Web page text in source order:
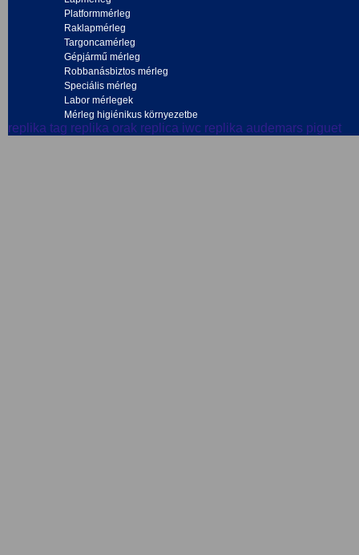
Platformmérleg
Raklapmérleg
Targoncamérleg
Gépjármű mérleg
Robbanásbiztos mérleg
Speciális mérleg
Labor mérlegek
Mérleg higiénikus környezetbe
replika tag replika orak replica iwc replika audemars piguet